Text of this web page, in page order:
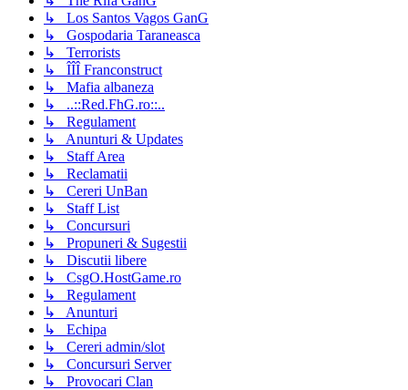
↳ Los Santos Vagos GanG
↳ Gospodaria Taraneasca
↳ Terrorists
↳ ÎÎÎ Franconstruct
↳ Mafia albaneza
↳ ..::Red.FhG.ro::..
↳ Regulament
↳ Anunturi & Updates
↳ Staff Area
↳ Reclamatii
↳ Cereri UnBan
↳ Staff List
↳ Concursuri
↳ Propuneri & Sugestii
↳ Discutii libere
↳ CsgO.HostGame.ro
↳ Regulament
↳ Anunturi
↳ Echipa
↳ Cereri admin/slot
↳ Concursuri Server
↳ Provocari Clan